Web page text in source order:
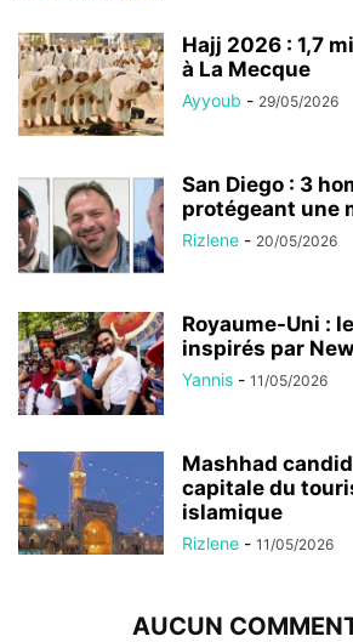
Hajj 2026 : 1,7
à La Mecque
Ayyoub - 29/05/2026
San Diego : 3
protégeant une
Rizlene - 20/05/2026
Royaume-Uni :
inspirés par
Yannis - 11/05/2026
Mashhad
capitale du
islamique
Rizlene - 11/05/2026
AUCUN